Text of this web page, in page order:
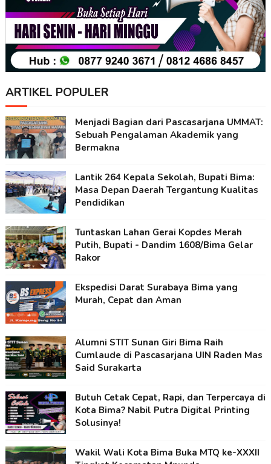
ARTIKEL POPULER
Menjadi Bagian dari Pascasarjana UMMAT:
Sebuah Pengalaman Akademik yang
Bermakna
Lantik 264 Kepala Sekolah, Bupati Bima:
Masa Depan Daerah Tergantung Kualitas
Pendidikan
Tuntaskan Lahan Gerai Kopdes Merah
Putih, Bupati - Dandim 1608/Bima Gelar
Rakor
Ekspedisi Darat Surabaya Bima yang
Murah, Cepat dan Aman
Alumni STIT Sunan Giri Bima Raih
Cumlaude di Pascasarjana UIN Raden Mas
Said Surakarta
Butuh Cetak Cepat, Rapi, dan Terpercaya di
Kota Bima? Nabil Putra Digital Printing
Solusinya!
Wakil Wali Kota Bima Buka MTQ ke-XXXII